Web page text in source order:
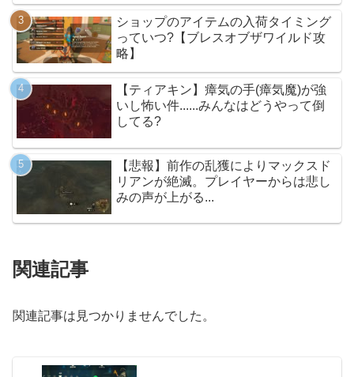
ム】
ショップのアイテムの入荷タイミング
っていつ?【ブレスオブザワイルド攻
略】
【ティアキン】瘴気の手(瘴気魔)が強
いし怖い件......みんなはどうやって倒
してる?
【悲報】前作の乱獲によりマックスド
リアンが絶滅。プレイヤーからは悲し
みの声が上がる...
関連記事
関連記事は見つかりませんでした。